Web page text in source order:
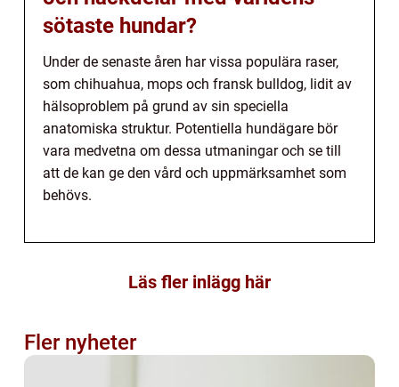
sötaste hundar?
Under de senaste åren har vissa populära raser,
som chihuahua, mops och fransk bulldog, lidit av
hälsoproblem på grund av sin speciella
anatomiska struktur. Potentiella hundägare bör
vara medvetna om dessa utmaningar och se till
att de kan ge den vård och uppmärksamhet som
behövs.
Läs fler inlägg här
Fler nyheter